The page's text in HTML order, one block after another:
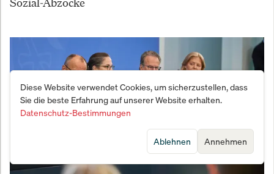
Diese Website verwendet Cookies, um sicherzustellen, dass
Sie die beste Erfahrung auf unserer Website erhalten.
Datenschutz-Bestimmungen
Annehmen
Ablehnen